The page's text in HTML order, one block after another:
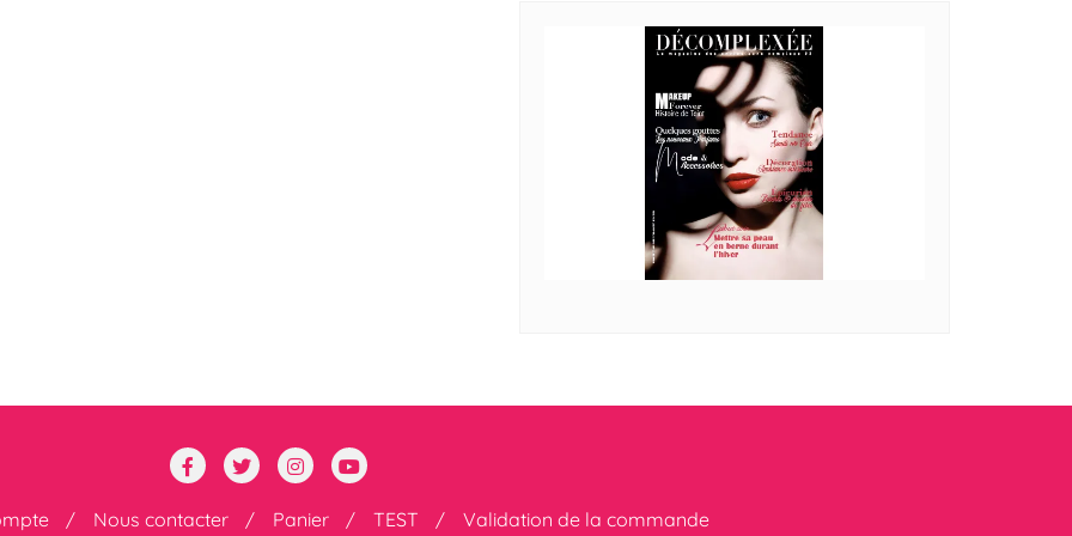
Nous contacter Panier TEST Validation de la commande